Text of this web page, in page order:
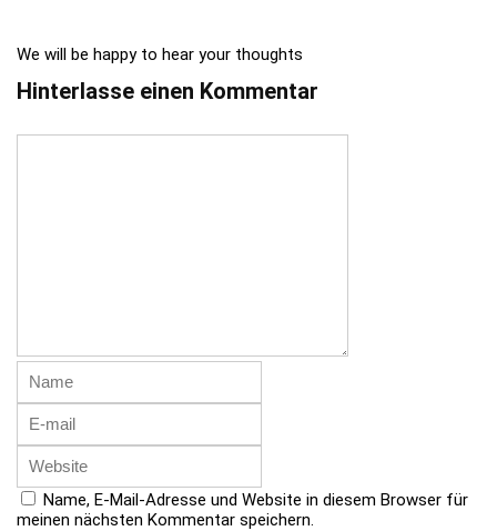
We will be happy to hear your thoughts
Hinterlasse einen Kommentar
Name, E-Mail-Adresse und Website in diesem Browser für
meinen nächsten Kommentar speichern.